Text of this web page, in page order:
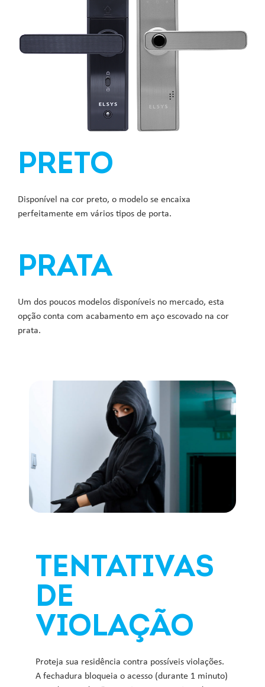
PRETO
Disponível na cor preto, o modelo se encaixa
perfeitamente em vários tipos de porta.
PRATA
Um dos poucos modelos disponíveis no mercado, esta
opção conta com acabamento em aço escovado na cor
prata.
TENTATIVAS
DE
VIOLAÇÃO
Proteja sua residência contra possíveis violações.
A fechadura bloqueia o acesso (durante 1 minuto)